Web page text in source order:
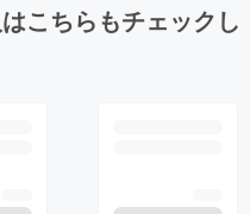
こちらもチェックし